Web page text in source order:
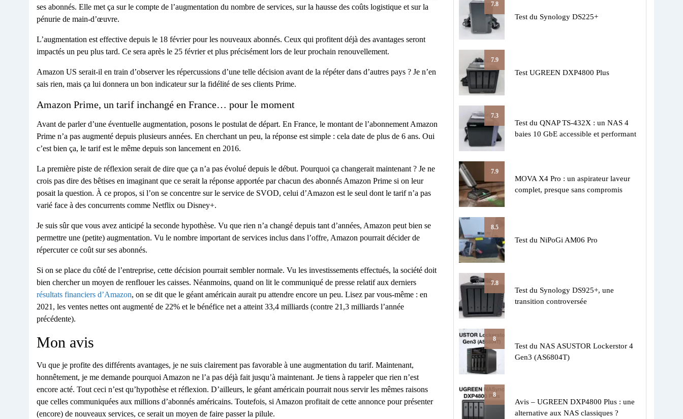
ses abonnés. Elle met ça sur le compte de l’augmentation du nombre de services, sur la hausse des coûts logistique et sur la
pénurie de main-d’œuvre.
L’augmentation est effective depuis le 18 février pour les nouveaux abonnés. Ceux qui profitent déjà des avantages seront
impactés un peu plus tard. Ce sera après le 25 février et plus précisément lors de leur prochain renouvellement.
Amazon US serait-il en train d’observer les répercussions d’une telle décision avant de la répéter dans d’autres pays ? Je n’en
sais rien, mais ça lui donnera un bon indicateur sur la fidélité de ses clients Prime.
Amazon Prime, un tarif inchangé en France… pour le moment
Avant de parler d’une éventuelle augmentation, posons le postulat de départ. En France, le montant de l’abonnement Amazon
Prime n’a pas augmenté depuis plusieurs années. En cherchant un peu, la réponse est simple : cela date de plus de 6 ans. Oui
c’est bien ça, le tarif est le même depuis son lancement en 2016.
La première piste de réflexion serait de dire que ça n’a pas évolué depuis le début. Pourquoi ça changerait maintenant ? Je ne
crois pas dire des bêtises en imaginant que ce serait la réponse apportée par chacun des abonnés Amazon Prime si on leur
posait la question. À ce propos, si l’on se concentre sur le service de SVOD, celui d’Amazon est le seul dont le tarif n’a pas
varié face à des concurrents comme Netflix ou Disney+.
Je suis sûr que vous avez anticipé la seconde hypothèse. Vu que rien n’a changé depuis tant d’années, Amazon peut bien se
permettre une (petite) augmentation. Vu le nombre important de services inclus dans l’offre, Amazon pourrait décider de
répercuter ce coût sur ses abonnés.
Si on se place du côté de l’entreprise, cette décision pourrait sembler normale. Vu les investissements effectués, la société doit
bien chercher un moyen de renflouer les caisses. Néanmoins, quand on lit le communiqué de presse relatif aux derniers
résultats financiers d’Amazon, on se dit que le géant américain aurait pu attendre encore un peu. Lisez par vous-même : en
2021, les ventes nettes ont augmenté de 22% et le bénéfice net a atteint 33,4 milliards (contre 21,3 milliards l’année
précédente).
Mon avis
Vu que je profite des différents avantages, je ne suis clairement pas favorable à une augmentation du tarif. Maintenant,
honnêtement, je me demande pourquoi Amazon ne l’a pas déjà fait jusqu’à maintenant. Je tiens à rappeler que rien n’est
encore acté. Tout ceci n’est qu’hypothèse et réflexion. D’ailleurs, le géant américain pourrait nous servir les mêmes raisons
que celles communiquées aux millions d’abonnés américains. Toutefois, si Amazon profitait de cette annonce pour présenter
(encore) de nouveaux services, ce serait un moyen de faire passer la pilule.
7.8
Test du Synology DS225+
7.9
Test UGREEN DXP4800 Plus
7.3
Test du QNAP TS-432X : un NAS 4
baies 10 GbE accessible et performant
7.9
MOVA X4 Pro : un aspirateur laveur
complet, presque sans compromis
8.5
Test du NiPoGi AM06 Pro
7.8
Test du Synology DS925+, une
transition controversée
8
Test du NAS ASUSTOR Lockerstor 4
Gen3 (AS6804T)
8
Avis – UGREEN DXP4800 Plus : une
alternative aux NAS classiques ?